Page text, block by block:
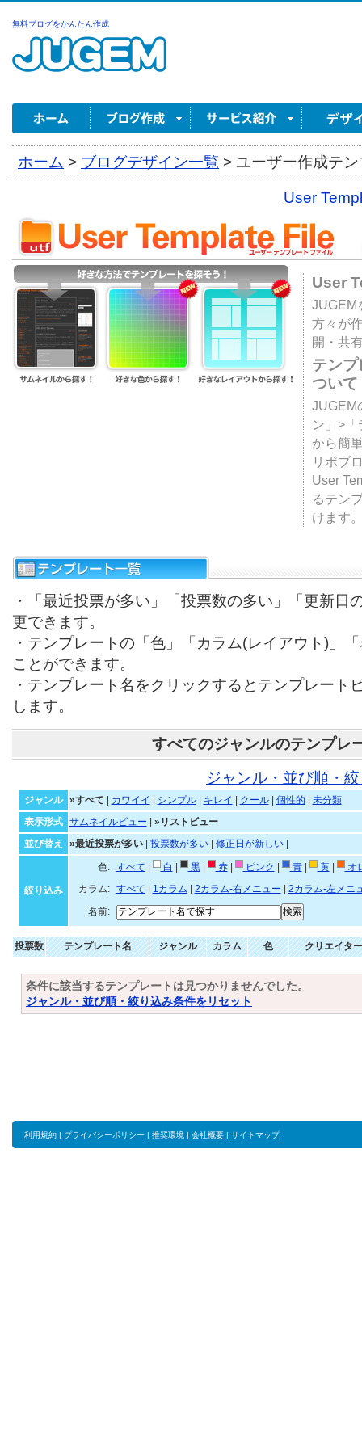
無料ブログをかんたん作成
ホーム > ブログデザイン一覧 > ユーザー作成テ
User
User
JUGEM
方々が
開・共
テン
ついて
JUGEM
ン」>
から簡
リポブ
User
るテン
けます
・「最近投票が多い」「投票数の多い」「更新日
更できます。
・テンプレートの「色」「カラム(レイアウト)」
ことができます。
・テンプレート名をクリックするとテンプレート
します。
すべてのジャンルのテンプレ
ジャンル・並び順・
ジャンル »すべて カワイイ シンプル| キレイ クール| 個性的
未分類
表示形式
サムネイルビュー
»リストビュー
並び替え
»最近投票が多い| 投票数が多い| 修正日が新しい|
絞り込み
色: すべて 白 黒| 赤| ピンク 青| 黄|
オ
カラム:
すべて 1カラム 2カラム-右メニュー
2カラム-左メニ
名前:
投票数 テンプレート名 ジャンル カラム 色 クリエイター
条件に該当するテンプレートは見つかりませんでした。
ジャンル・並び順・絞り込み条件をリセット
利用規約 | プライバシーポリシー | 推奨環境 | 会社概要 | サイトマップ